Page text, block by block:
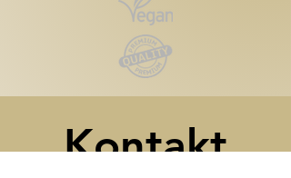
Kontakt